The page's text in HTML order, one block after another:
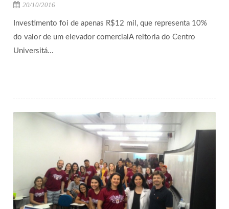
20/10/2016
Investimento foi de apenas R$12 mil, que representa 10%
do valor de um elevador comercialA reitoria do Centro
Universitá...